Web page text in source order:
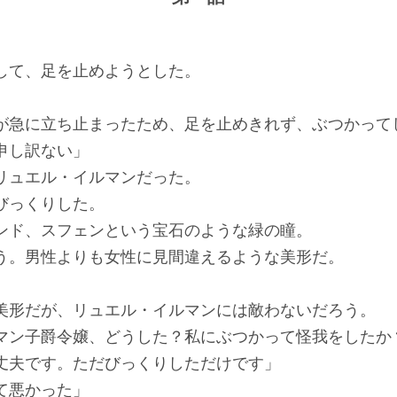
、足を止めようとした。
急に立ち止まったため、足を止めきれず、ぶつかって
訳ない」
エル・イルマンだった。
くりした。
、スフェンという宝石のような緑の瞳。
。男性よりも女性に見間違えるような美形だ。
形だが、リュエル・イルマンには敵わないだろう。
ン子爵令嬢、どうした？私にぶつかって怪我をしたか
です。ただびっくりしただけです」
かった」